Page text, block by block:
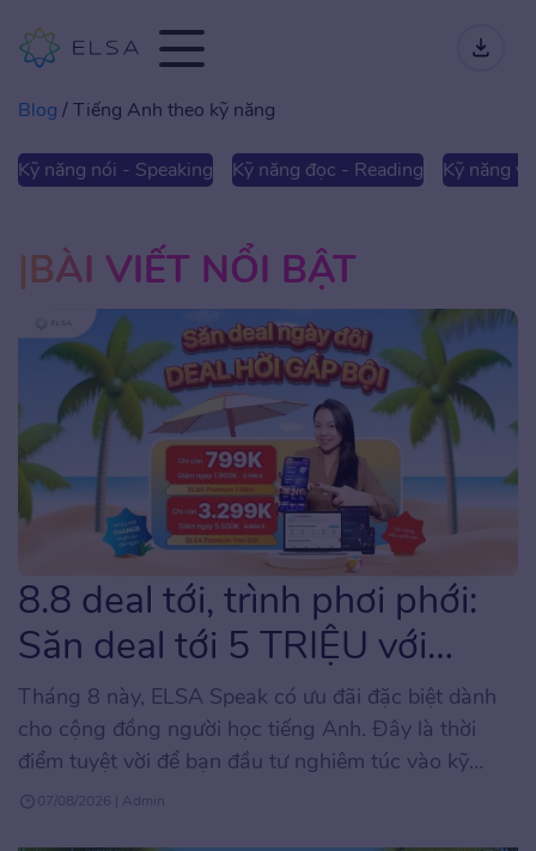
Blog /Tiếng Anh theo kỹ năng
Kỹ năng nói - Speaking Kỹ năng đọc - Reading Kỹ năng
BÀI VIẾT NỔI BẬT
8.8 deal tới, trình phơi phới:
Săn deal tới 5 TRIỆU với
ELSA Speak
Tháng 8 này, ELSA Speak có ưu đãi đặc biệt dành
cho cộng đồng người học tiếng Anh. Đây là thời
điểm tuyệt vời để bạn đầu tư nghiêm túc vào kỹ
năng phát âm và giao tiếp tiếng Anh với mức chi phí
07/08/2026 | Admin